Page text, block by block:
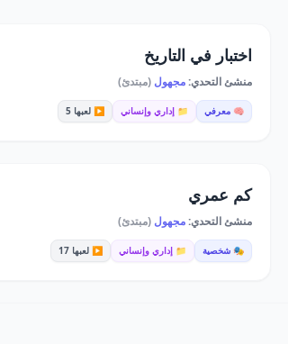
اختبار في التاريخ
منشئ التحدي:مجهول(مبتدئ)
🧠 معرفي 📁 إداري وإنساني ▶️ لعبها 5
كم عمري
منشئ التحدي:مجهول(مبتدئ)
🎭 شخصية 📁 إداري وإنساني ▶️ لعبها 17